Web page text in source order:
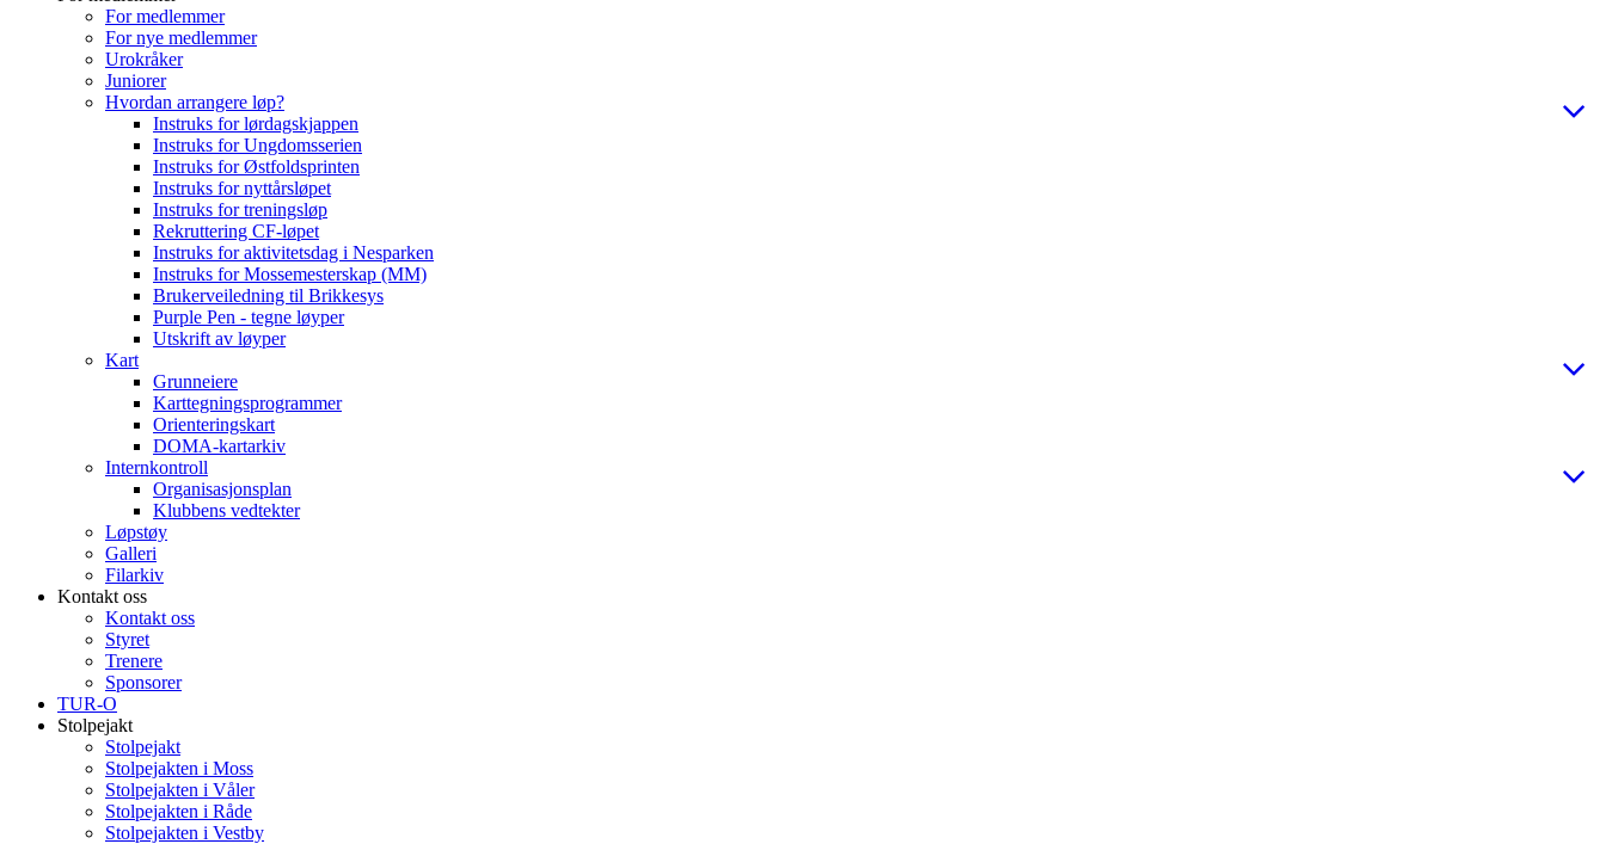
For medlemmer
For nye medlemmer
Urokråker
Juniorer
Hvordan arrangere løp?
Instruks for lørdagskjappen
Instruks for Ungdomsserien
Instruks for Østfoldsprinten
Instruks for nyttårsløpet
Instruks for treningsløp
Rekruttering CF-løpet
Instruks for aktivitetsdag i Nesparken
Instruks for Mossemesterskap (MM)
Brukerveiledning til Brikkesys
Purple Pen - tegne løyper
Utskrift av løyper
Kart
Grunneiere
Karttegningsprogrammer
Orienteringskart
DOMA-kartarkiv
Internkontroll
Organisasjonsplan
Klubbens vedtekter
Løpstøy
Galleri
Filarkiv
Kontakt oss
Kontakt oss
Styret
Trenere
Sponsorer
TUR-O
Stolpejakt
Stolpejakt
Stolpejakten i Moss
Stolpejakten i Våler
Stolpejakten i Råde
Stolpejakten i Vestby